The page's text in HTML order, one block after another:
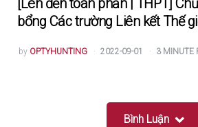
[Lên đến toàn phần | THPT]
bổng Các trường Liên kết Thế
POSTED
BY
by OPTYHUNTING 2022-09-01 3MINUTE
Bình Luận